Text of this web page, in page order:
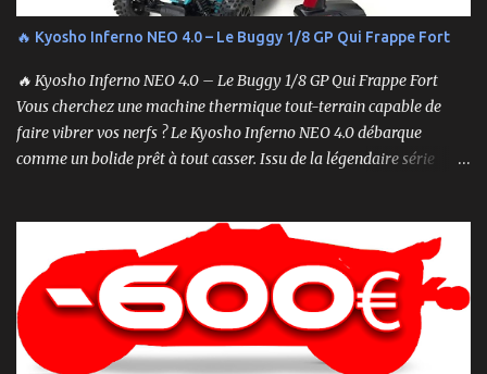
🔥 Kyosho Inferno NEO 4.0 – Le Buggy 1/8 GP Qui Frappe Fort
🔥 Kyosho Inferno NEO 4.0 – Le Buggy 1/8 GP Qui Frappe Fort
Vous cherchez une machine thermique tout-terrain capable de
faire vibrer vos nerfs ? Le Kyosho Inferno NEO 4.0 débarque
comme un bolide prêt à tout casser. Issu de la légendaire série
de boîte. 🏆 Héritage de Compétition, Prêt pour l’Aventure Basé sur
une plateforme au palmarès impressionnant — dont plusieurs
titres de champion du monde — le NEO 4.0 est conçu pour la
performance pure. Que vous soyez débutant ou mordu confirmé ,
ce buggy offre une prise en main rapide , une construction robuste
et une conduite précise , aussi bien sur piste que sur terrain